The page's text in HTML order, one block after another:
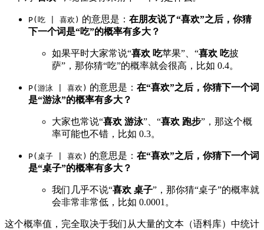
P(吃 | 喜欢) 的意思是： 在朋友说了“喜欢”之后，你猜
下一个词是“吃”的概率有多大？
如果平时大家常说“喜欢 吃苹果”、“喜欢 吃披
萨”，那你猜“吃”的概率就会很高，比如 0.4。
P(游泳 | 喜欢) 的意思是： 在“喜欢”之后，你猜下一个词
是“游泳”的概率有多大？
大家也常说“喜欢 游泳”、“喜欢 跑步”，那这个概
率可能也不错，比如 0.3。
P(桌子 | 喜欢) 的意思是： 在“喜欢”之后，你猜下一个词
是“桌子”的概率有多大？
我们几乎不说“喜欢 桌子”，那你猜“桌子”的概率就
会非常非常低，比如 0.0001。
这个概率值，完全取决于我们从大量的文本（语料库）中统计